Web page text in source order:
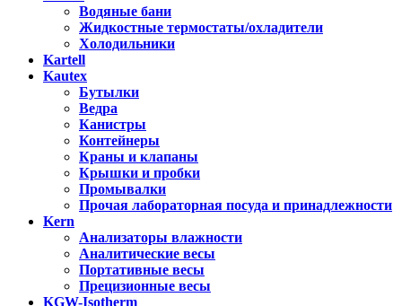
Водяные бани
Жидкостные термостаты/охладители
Холодильники
Kartell
Kautex
Бутылки
Ведра
Канистры
Контейнеры
Краны и клапаны
Крышки и пробки
Промывалки
Прочая лабораторная посуда и принадлежности
Kern
Анализаторы влажности
Аналитические весы
Портативные весы
Прецизионные весы
KGW-Isotherm